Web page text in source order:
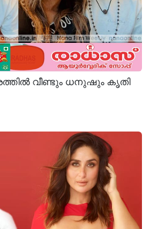
വീണ്ടും ധനുഷും കൃതി